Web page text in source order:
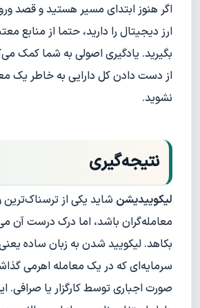
اگر هنوز ابتدای مسیر هستید و قصد
ارز دیجیتال را دارید، حتما از منابع
بگیرید. یادگیری اصولی به شما کمک
از دست دادن کل دارایی به خاطر یک
نشوید.
نتیجه‌گیری
لیکوییدیشن شاید یکی از ترسناک‌ترین
معامله‌گران باشد، اما درک درست آن
بکاهد. لیکویید شدن به زبان ساده
سرمایه‌ای که در یک معامله اهرمی
صورت اجباری توسط کارگزار یا صرافی.